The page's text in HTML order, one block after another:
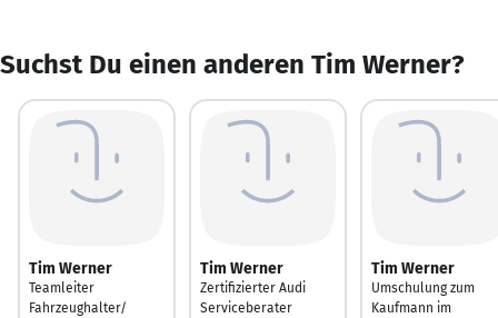
Suchst Du einen anderen Tim Werner?
Tim Werner
Teamleiter
Fahrzeughalter/
Tim Werner
Zertifizierter Audi
Serviceberater
Tim Werner
Umschulung zum
Kaufmann im